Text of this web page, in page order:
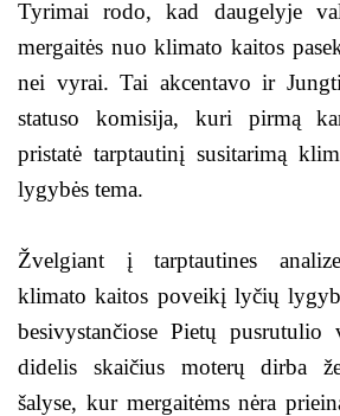
Tyrimai rodo, kad daugelyje
mergaitės nuo klimato kaitos
nei vyrai. Tai akcentavo ir
statuso komisija, kuri pirmą
pristatė tarptautinį susitarimą
lygybės tema.
Žvelgiant į tarptautines
klimato kaitos poveikį lyčių
besivystančiose Pietų pusrutulio
didelis skaičius moterų dirba
šalyse, kur mergaitėms nėra